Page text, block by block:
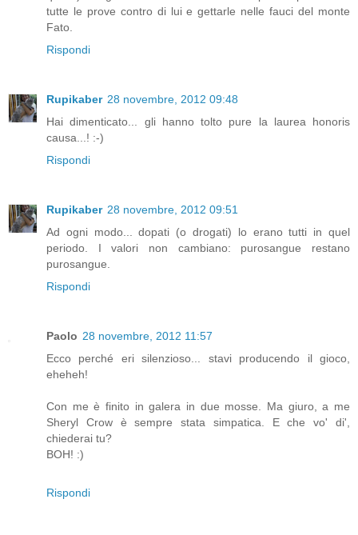
tutte le prove contro di lui e gettarle nelle fauci del monte
Fato.
Rispondi
Rupikaber 28 novembre, 2012 09:48
Hai dimenticato... gli hanno tolto pure la laurea honoris
causa...! :-)
Rispondi
Rupikaber 28 novembre, 2012 09:51
Ad ogni modo... dopati (o drogati) lo erano tutti in quel
periodo. I valori non cambiano: purosangue restano
purosangue.
Rispondi
Paolo 28 novembre, 2012 11:57
Ecco perché eri silenzioso... stavi producendo il gioco,
eheheh!
Con me è finito in galera in due mosse. Ma giuro, a me
Sheryl Crow è sempre stata simpatica. E che vo' di',
chiederai tu?
BOH! :)
Rispondi